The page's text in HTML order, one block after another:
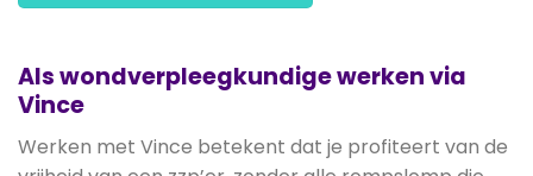
Als wondverpleegkundige werken via
Vince
Werken met Vince betekent dat je profiteert van de